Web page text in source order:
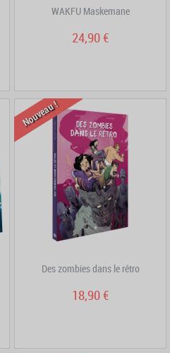
WAKFU Maskemane
24,90 €
Nouveau !
Des zombies dans le rétro
18,90 €